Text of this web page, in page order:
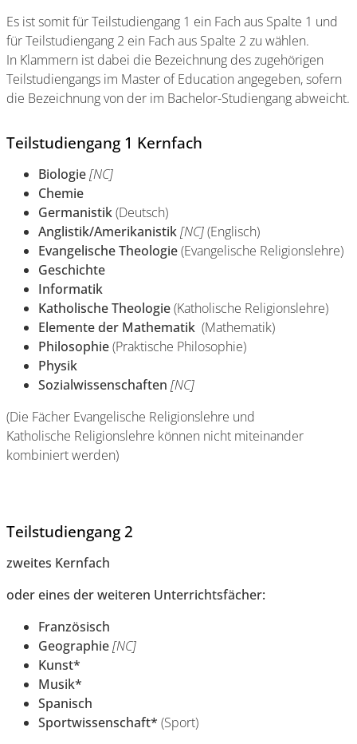
Es ist somit für Teilstudiengang 1 ein Fach aus Spalte 1 und
für Teilstudiengang 2 ein Fach aus Spalte 2 zu wählen.
In Klammern ist dabei die Bezeichnung des zugehörigen
Teilstudiengangs im Master of Education angegeben, sofern
die Bezeichnung von der im Bachelor-Studiengang abweicht.
Teilstudiengang 1 Kernfach
Biologie[NC]
Chemie
Germanistik(Deutsch)
Anglistik/Amerikanistik[NC](Englisch)
Evangelische Theologie(Evangelische Religionslehre)
Geschichte
Informatik
Katholische Theologie(Katholische Religionslehre)
Elemente der Mathematik (Mathematik)
Philosophie(Praktische Philosophie)
Physik
Sozialwissenschaften [NC]
(Die Fächer Evangelische Religionslehre und
Katholische Religionslehre können nicht miteinander
kombiniert werden)
Teilstudiengang 2
zweites Kernfach
oder eines der weiteren Unterrichtsfächer:
Französisch
Geographie[NC]
Kunst*
Musik*
Spanisch
Sportwissenschaft* (Sport)